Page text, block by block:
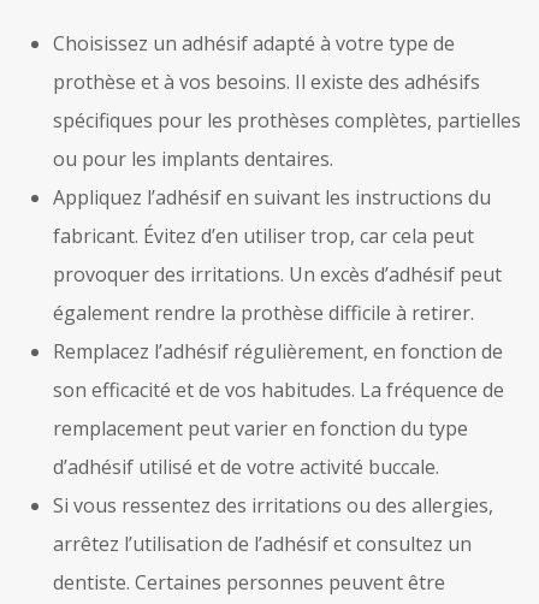
Choisissez un adhésif adapté à votre type de
prothèse et à vos besoins. Il existe des adhésifs
spécifiques pour les prothèses complètes, partielles
ou pour les implants dentaires.
Appliquez l’adhésif en suivant les instructions du
fabricant. Évitez d’en utiliser trop, car cela peut
provoquer des irritations. Un excès d’adhésif peut
également rendre la prothèse difficile à retirer.
Remplacez l’adhésif régulièrement, en fonction de
son efficacité et de vos habitudes. La fréquence de
remplacement peut varier en fonction du type
d’adhésif utilisé et de votre activité buccale.
Si vous ressentez des irritations ou des allergies,
arrêtez l’utilisation de l’adhésif et consultez un
dentiste. Certaines personnes peuvent être